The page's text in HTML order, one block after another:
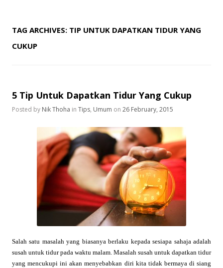
TAG ARCHIVES: TIP UNTUK DAPATKAN TIDUR YANG
CUKUP
5 Tip Untuk Dapatkan Tidur Yang Cukup
Posted by Nik Thoha in Tips, Umum on 26 February, 2015
Salah satu masalah yang biasanya berlaku kepada sesiapa sahaja adalah
susah untuk tidur pada waktu malam. Masalah susah untuk dapatkan tidur
yang mencukupi ini akan menyebabkan diri kita tidak bermaya di siang